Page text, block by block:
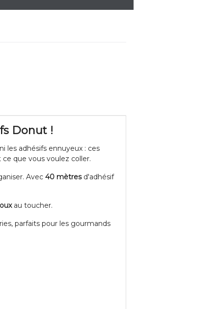
Donut !
les adhésifs ennuyeux : ces
que vous voulez coller.
Avec 40 mètresd'adhésif
au toucher.
parfaits pour les gourmands